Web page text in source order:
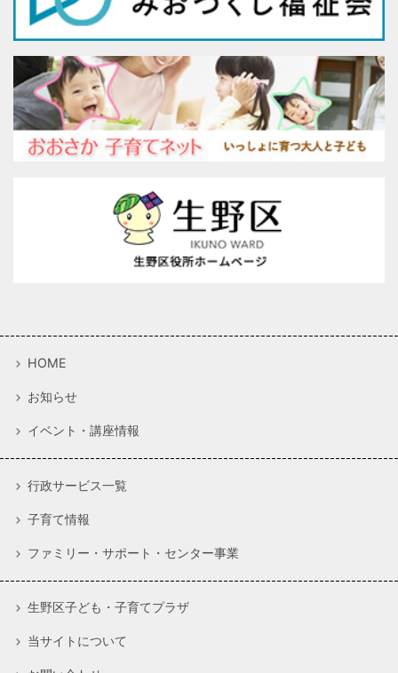
HOME
お知らせ
イベント・講座情報
行政サービス一覧
子育て情報
ファミリー・サポート・センター事業
生野区子ども・子育てプラザ
当サイトについて